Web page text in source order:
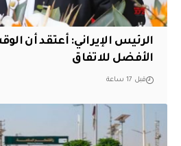
الرئيس الإيراني: أعتقد أن
الأفضل للاتفاق
قبل 17 ساعة